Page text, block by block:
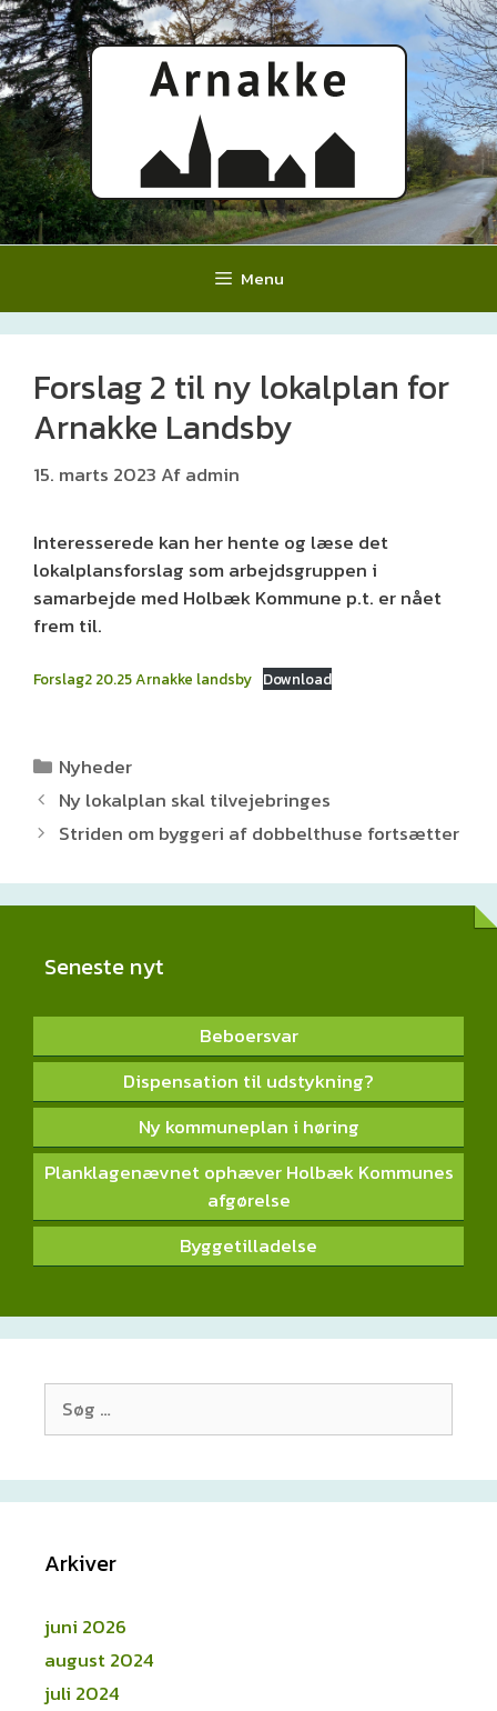
Hop
til
indhold
Menu
Forslag 2 til ny lokalplan for
Arnakke Landsby
15. marts 2023 Afadmin
Interesserede kan her hente og læse det
lokalplansforslag som arbejdsgruppen i
samarbejde med Holbæk Kommune p.t. er nået
frem til.
Forslag2 20.25 Arnakke landsby Download
Kategorier
Nyheder
Ny lokalplan skal tilvejebringes
Striden om byggeri af dobbelthuse fortsætter
Seneste nyt
Beboersvar
Dispensation til udstykning?
Ny kommuneplan i høring
Planklagenævnet ophæver Holbæk Kommunes
afgørelse
Byggetilladelse
Søg
efter:
Arkiver
juni 2026
august 2024
juli 2024